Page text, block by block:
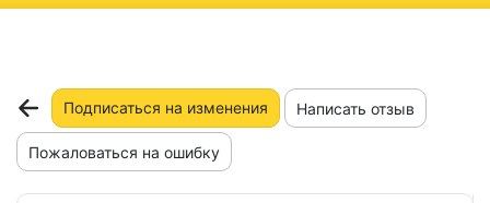
Подписаться на изменения Написать отзыв
Пожаловаться на ошибку